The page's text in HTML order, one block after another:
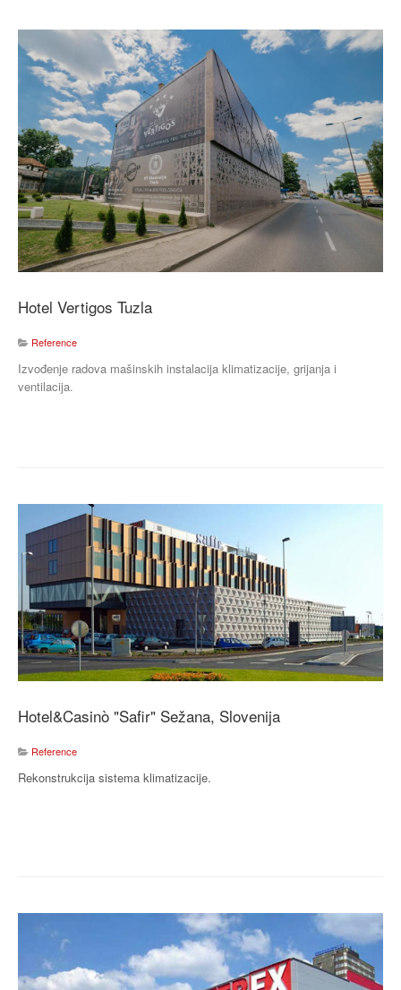
Hotel Vertigos Tuzla
Reference
Izvođenje radova mašinskih instalacija klimatizacije, grijanja i
ventilacija.
Hotel&Casinò "Safir" Sežana, Slovenija
Reference
Rekonstrukcija sistema klimatizacije.